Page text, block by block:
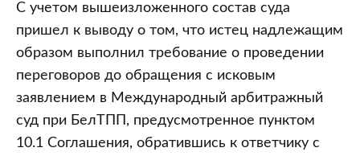
С учетом вышеизложенного состав суда
пришел к выводу о том, что истец надлежащим
образом выполнил требование о проведении
переговоров до обращения с исковым
заявлением в Международный арбитражный
суд при БелТПП, предусмотренное пунктом
10.1 Соглашения, обратившись к ответчику с